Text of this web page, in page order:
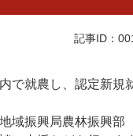
記事ID：
で就農し、認定新
域振興局農林振興